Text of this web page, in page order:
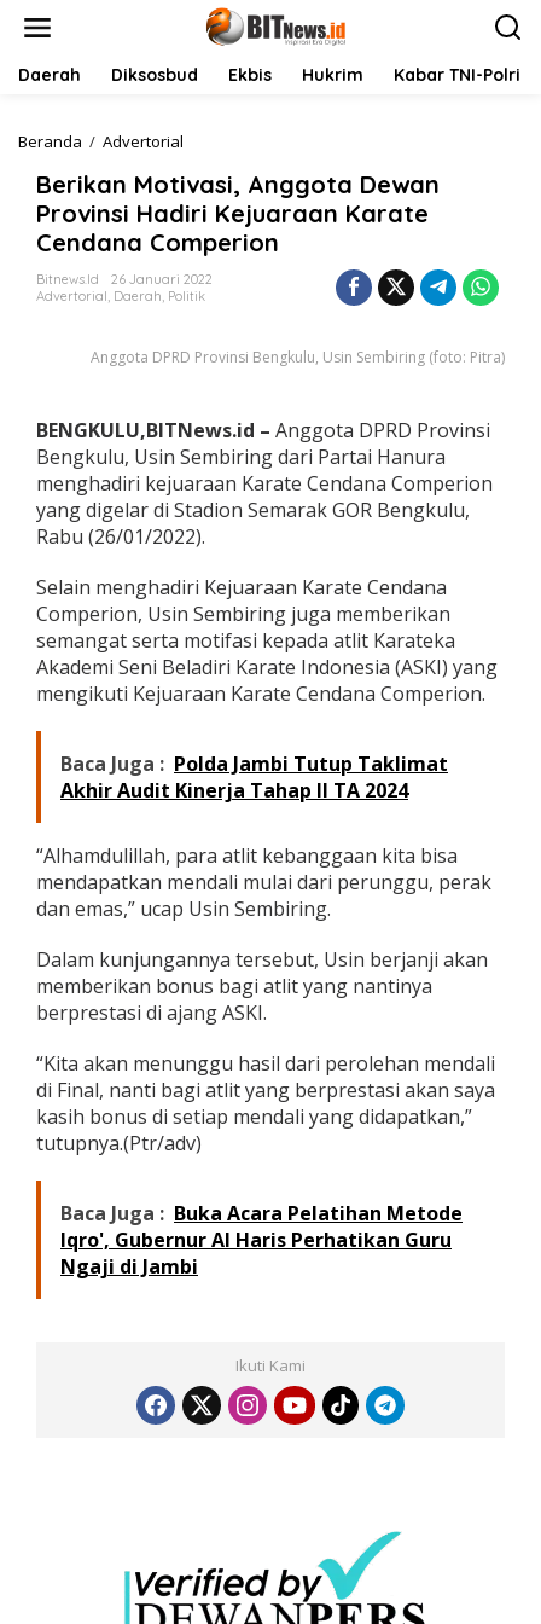
Daerah Diksosbud Ekbis Hukrim Kabar TNI-Polri
Beranda / Advertorial
r
i
k
a
n
M
i
s
i
,
A
n
g
o
t
a
D
e
w
a
r
o
n
s
d
i
r
K
e
j
u
a
a
n
K
a
e
n
m
p
Berikan Motivasi, Anggota Dewan
Provinsi Hadiri Kejuaraan Karate
Cendana Comperion
Bitnews.id
26 Januari 2022
Advertorial, Daerah, Politik
Anggota DPRD Provinsi Bengkulu, Usin Sembiring (foto: Pitra)
BENGKULU,BITNews.id – Anggota DPRD Provinsi
Bengkulu, Usin Sembiring dari Partai Hanura
menghadiri kejuaraan Karate Cendana Comperion
yang digelar di Stadion Semarak GOR Bengkulu,
Rabu (26/01/2022).
Selain menghadiri Kejuaraan Karate Cendana
Comperion, Usin Sembiring juga memberikan
semangat serta motifasi kepada atlit Karateka
Akademi Seni Beladiri Karate Indonesia (ASKI) yang
mengikuti Kejuaraan Karate Cendana Comperion.
Baca Juga : Polda Jambi Tutup Taklimat
Akhir Audit Kinerja Tahap II TA 2024
“Alhamdulillah, para atlit kebanggaan kita bisa
mendapatkan mendali mulai dari perunggu, perak
dan emas,” ucap Usin Sembiring.
Dalam kunjungannya tersebut, Usin berjanji akan
memberikan bonus bagi atlit yang nantinya
berprestasi di ajang ASKI.
“Kita akan menunggu hasil dari perolehan mendali
di Final, nanti bagi atlit yang berprestasi akan saya
kasih bonus di setiap mendali yang didapatkan,”
tutupnya.(Ptr/adv)
Baca Juga : Buka Acara Pelatihan Metode
Iqro', Gubernur Al Haris Perhatikan Guru
Ngaji di Jambi
Ikuti Kami